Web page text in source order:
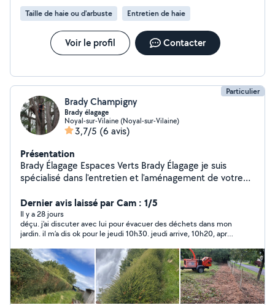
Taille de haie ou d'arbuste Entretien de haie
Voir le profil Contacter
Particulier
Brady Champigny
Brady élagage
Noyal-sur-Vilaine (Noyal-sur-Vilaine)
3,7/5 (6 avis)
Présentation
Brady Élagage Espaces Verts Brady Élagage je suis
spécialisé dans l'entretien et l'aménagement de votre
intervenons pour l'élagage, l'abattage, la taille de haies,
le débroussaillage et l'entretien complet de jardins.
Notre objectif : offrir à chaque client un extérieur
propre, sécurisé et esthétique grâce à un travail sérieux,
soigné et de qualité. Brady Élagage, votre partenaire
pour des extérieurs impeccables toute l'année.
Dernier avis laissé par Cam : 1/5
Il y a 28 jours
déçu. j’ai discuter avec lui pour évacuer des déchets dans mon
jardin. il m’a dis ok pour le jeudi 10h30. jeudi arrive, 10h20, apres
Certe, cela peut arriver. on voit pour une autre date. silence
radio. il revient 24h après en me disant qu’il a encore eu un
soucis. pas pro du tout, une fois, pas deux.